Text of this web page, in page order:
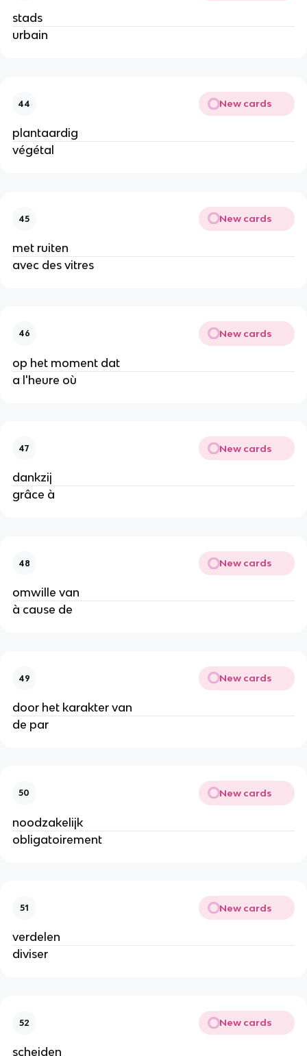
stads
urbain
44 New cards
plantaardig
végétal
45 New cards
met ruiten
avec des vitres
46 New cards
op het moment dat
a l'heure où
47 New cards
dankzij
grâce à
48 New cards
omwille van
à cause de
49 New cards
door het karakter van
de par
50 New cards
noodzakelijk
obligatoirement
51 New cards
verdelen
diviser
52 New cards
scheiden